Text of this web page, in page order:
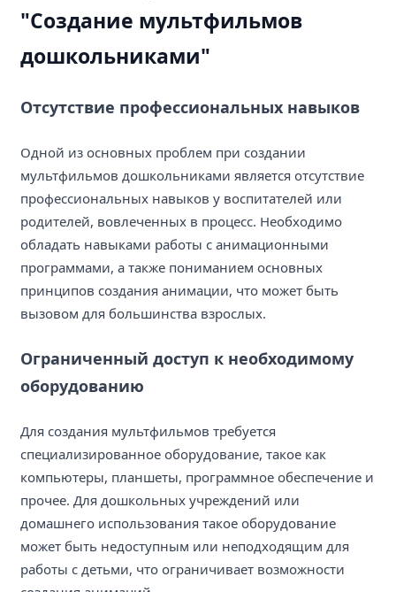
"Создание мультфильмов
дошкольниками"
Отсутствие профессиональных навыков
Одной из основных проблем при создании
мультфильмов дошкольниками является отсутствие
профессиональных навыков у воспитателей или
родителей, вовлеченных в процесс. Необходимо
обладать навыками работы с анимационными
программами, а также пониманием основных
принципов создания анимации, что может быть
вызовом для большинства взрослых.
Ограниченный доступ к необходимому
оборудованию
Для создания мультфильмов требуется
специализированное оборудование, такое как
компьютеры, планшеты, программное обеспечение и
прочее. Для дошкольных учреждений или
домашнего использования такое оборудование
может быть недоступным или неподходящим для
работы с детьми, что ограничивает возможности